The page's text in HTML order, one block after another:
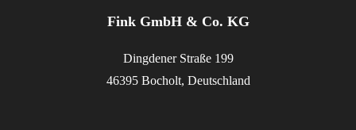
Fink GmbH & Co. KG
Dingdener Straße 199
46395 Bocholt, Deutschland